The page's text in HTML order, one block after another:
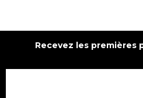
Recevez les premières